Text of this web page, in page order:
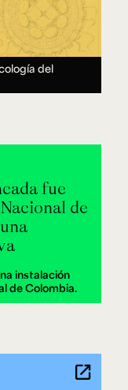
del
fue
de
instalación
de Colombia.